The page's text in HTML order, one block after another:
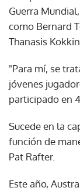
Guerra
como Bernard
Thanasis
"Para mí, se
jóvenes
participado en
Sucede en la
función de
Pat Rafter.
Este año,